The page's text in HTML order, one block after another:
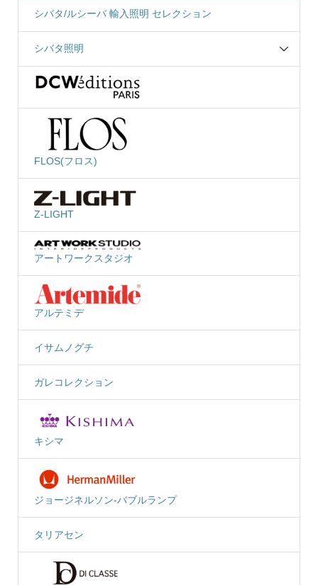
シバタ/ルシーバ 輸入照明 セレクション
シバタ照明
FLOS(フロス)
Z-LIGHT
アートワークスタジオ
アルテミデ
イサムノグチ
ガレコレクション
キシマ
ジョージネルソン-バブルランプ
タリアセン